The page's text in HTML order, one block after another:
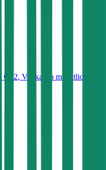
€ 32, Vollkasko monatlich